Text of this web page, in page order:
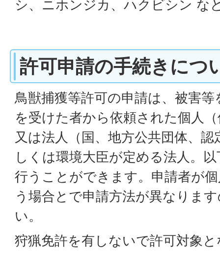
シ、ニホンジカ、ハクビシン な
許可申請の手続きにつ
鳥獣捕獲等許可の申請は、被害
を受けた者から依頼された個人
又は法人（国、地方公共団体、
しくは環境大臣が定める法人。
行うことができます。申請者が
う場合とで申請方法が異なりま
い。
狩猟免許を有しないで許可対象